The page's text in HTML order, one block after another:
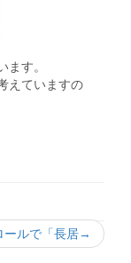
ます。
えていますの
ールで「長居→